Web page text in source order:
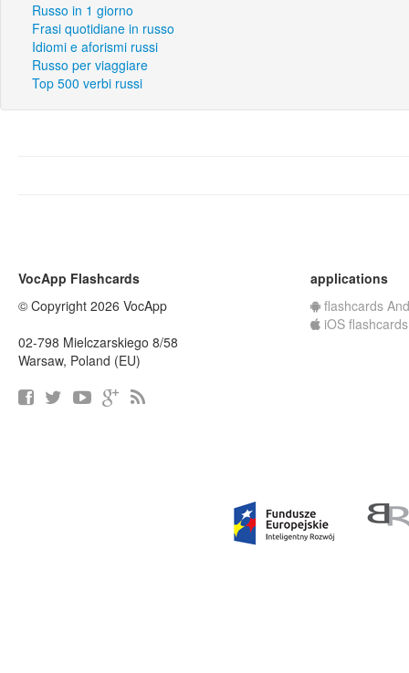
Russo in 1 giorno
Frasi quotidiane in russo
Idiomi e aforismi russi
Russo per viaggiare
Top 500 verbi russi
VocApp Flashcards
© Copyright 2026 VocApp
02-798 Mielczarskiego 8/58
Warsaw, Poland (EU)
applications
flashcards
iOS flashcards